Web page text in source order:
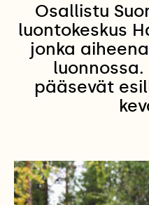
Osallistu
luontokeskus
jonka
pääsevät